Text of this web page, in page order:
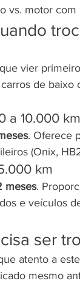
vs. motor com
vier
de baixo
a 10.000 km
. Oferece
(Onix,
km
meses.
e veículos
ser
atento a
mesmo